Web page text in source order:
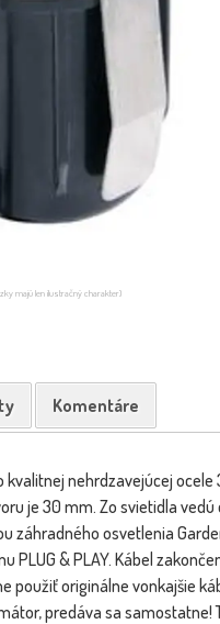
majú len ilustračný charakter)
Komentáre
nehrdzavejúcej
je 30 mm. Zo svietidla
záhradného osvetlenia
PLUG & PLAY. Kábel
použiť originálne vonkajšie
predáva sa samostatne!